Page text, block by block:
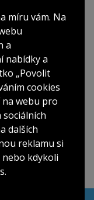
eine sichere
Zertifikat für
Floor, Standard
gil, Gunsan-si,
míru vám. Na
a
nabídky a
„Povolit
cookies
webu pro
dalších
reklamu si
kdykoli